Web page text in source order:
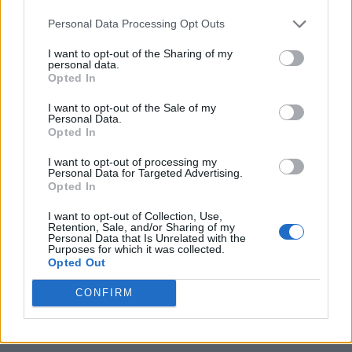
Personal Data Processing Opt Outs
I want to opt-out of the Sharing of my
personal data.
Opted In
I want to opt-out of the Sale of my
Personal Data.
Opted In
I want to opt-out of processing my
Personal Data for Targeted Advertising.
Opted In
I want to opt-out of Collection, Use,
Retention, Sale, and/or Sharing of my
Personal Data that Is Unrelated with the
Purposes for which it was collected.
Opted Out
CONFIRM
«Δεν υπάρχουν δικαιολογίες. Έκανα λάθος, προκειμένου να είμαι
συγγνώμη». Αυτό δήλωσε ο βουλευτής του ΣΥΡΙΖΑ-ΠΣ, Ανδρέας
Παναγιωτόπουλος, ο οποίος νωρίτερα σήμερα, κι ενώ οδηγούσε,
Υποθέσεων της Βουλής....